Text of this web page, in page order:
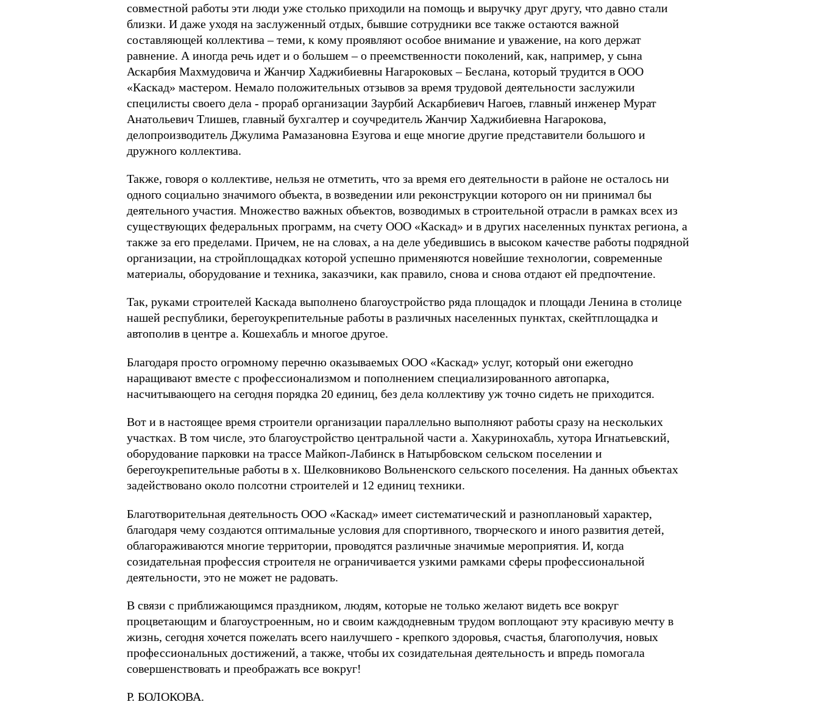
совместной работы эти люди уже столько приходили на помощь и выручку друг другу, что давно стали
близки. И даже уходя на заслуженный отдых, бывшие сотрудники все также остаются важной
составляющей коллектива – теми, к кому проявляют особое внимание и уважение, на кого держат
равнение. А иногда речь идет и о большем – о преемственности поколений, как, например, у сына
Аскарбия Махмудовича и Жанчир Хаджибиевны Нагароковых – Беслана, который трудится в ООО
«Каскад» мастером. Немало положительных отзывов за время трудовой деятельности заслужили
специлисты своего дела - прораб организации Заурбий Аскарбиевич Нагоев, главный инженер Мурат
Анатольевич Тлишев, главный бухгалтер и соучредитель Жанчир Хаджибиевна Нагарокова,
делопроизводитель Джулима Рамазановна Езугова и еще многие другие представители большого и
дружного коллектива.
Также, говоря о коллективе, нельзя не отметить, что за время его деятельности в районе не осталось ни
одного социально значимого объекта, в возведении или реконструкции которого он ни принимал бы
деятельного участия. Множество важных объектов, возводимых в строительной отрасли в рамках всех из
существующих федеральных программ, на счету ООО «Каскад» и в других населенных пунктах региона, а
также за его пределами. Причем, не на словах, а на деле убедившись в высоком качестве работы подрядной
организации, на стройплощадках которой успешно применяются новейшие технологии, современные
материалы, оборудование и техника, заказчики, как правило, снова и снова отдают ей предпочтение.
Так, руками строителей Каскада выполнено благоустройство ряда площадок и площади Ленина в столице
нашей республики, берегоукрепительные работы в различных населенных пунктах, скейтплощадка и
автополив в центре а. Кошехабль и многое другое.
Благодаря просто огромному перечню оказываемых ООО «Каскад» услуг, который они ежегодно
наращивают вместе с профессионализмом и пополнением специализированного автопарка,
насчитывающего на сегодня порядка 20 единиц, без дела коллективу уж точно сидеть не приходится.
Вот и в настоящее время строители организации параллельно выполняют работы сразу на нескольких
участках. В том числе, это благоустройство центральной части а. Хакуринохабль, хутора Игнатьевский,
оборудование парковки на трассе Майкоп-Лабинск в Натырбовском сельском поселении и
берегоукрепительные работы в х. Шелковниково Вольненского сельского поселения. На данных объектах
задействовано около полсотни строителей и 12 единиц техники.
Благотворительная деятельность ООО «Каскад» имеет систематический и разноплановый характер,
благодаря чему создаются оптимальные условия для спортивного, творческого и иного развития детей,
облагораживаются многие территории, проводятся различные значимые мероприятия. И, когда
созидательная профессия строителя не ограничивается узкими рамками сферы профессиональной
деятельности, это не может не радовать.
В связи с приближающимся праздником, людям, которые не только желают видеть все вокруг
процветающим и благоустроенным, но и своим каждодневным трудом воплощают эту красивую мечту в
жизнь, сегодня хочется пожелать всего наилучшего - крепкого здоровья, счастья, благополучия, новых
профессиональных достижений, а также, чтобы их созидательная деятельность и впредь помогала
совершенствовать и преображать все вокруг!
Р. БОЛОКОВА.